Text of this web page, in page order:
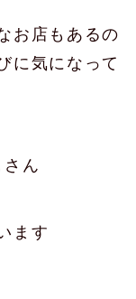
お店もあるの
に気になって
さん
ます